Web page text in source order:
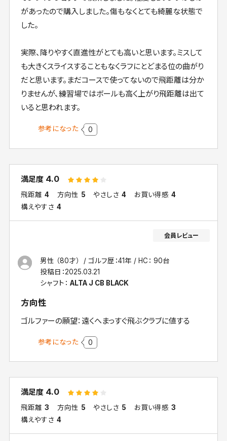
があったので購入しました。傷もなくとても綺麗な状態で
した。
実際、降りやすく直進性がとても高いと思います。ミスして
も大きくスライスすることもなくラフにとどまる位の曲がり
だと思います。まだコースで使ってないので飛距離は分か
りませんが、練習場ではボールも高く上がり飛距離は出て
いると思われます。
参考になった 0
満足度 4.0
飛距離 4 方向性 5 やさしさ 4 お買い得感 4
構えやすさ 4
男性 （80才） ゴルフ歴：41年
HC： 90台
投稿日：2025.03.21
シャフト： ALTA J CB BLACK
方向性
ゴルファーの願望：遠くへまっすぐ飛ぶクラブに値する
参考になった 0
満足度 4.0
飛距離 3 方向性 5 やさしさ 5 お買い得感 3
構えやすさ 4